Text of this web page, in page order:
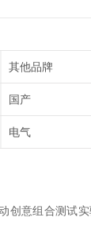
其他品牌
国产
电气
创意组合测试